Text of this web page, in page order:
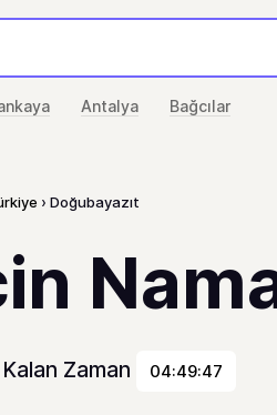
Antalya Bağcılar
Doğubayazıt
Zaman 04:49:47